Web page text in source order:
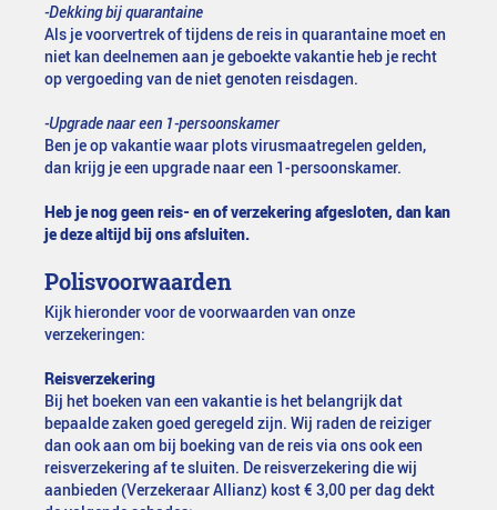
-Dekking bij quarantaine
Als je voorvertrek of tijdens de reis in quarantaine moet en
niet kan deelnemen aan je geboekte vakantie heb je recht
op vergoeding van de niet genoten reisdagen.
-Upgrade naar een 1-persoonskamer
Ben je op vakantie waar plots virusmaatregelen gelden,
dan krijg je een upgrade naar een 1-persoonskamer.
Heb je nog geen reis- en of verzekering afgesloten, dan kan
je deze altijd bij ons afsluiten.
Polisvoorwaarden
Kijk hieronder voor de voorwaarden van onze
verzekeringen:
Reisverzekering
Bij het boeken van een vakantie is het belangrijk dat
bepaalde zaken goed geregeld zijn. Wij raden de reiziger
dan ook aan om bij boeking van de reis via ons ook een
reisverzekering af te sluiten. De reisverzekering die wij
aanbieden (Verzekeraar Allianz) kost € 3,00 per dag dekt